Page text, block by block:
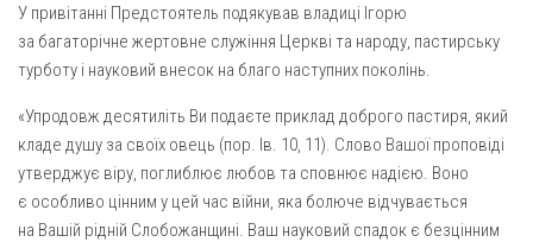
Успіння Пресвятої Богородиці (м. Лубни)
Парохії Сумської області
Матері Божої Неустанної Помочі (м. Охтирка)
Монастирі
Свято-Покровський монастир оо Василіян
У привітанні Предстоятель подякував владиці Ігорю
за багаторічне жертовне служіння Церкві та народу, пастирську
турботу і науковий внесок на благо наступних поколінь.
«Упродовж десятиліть Ви подаєте приклад доброго пастиря, який
кладе душу за своїх овець (пор. Ів. 10, 11). Слово Вашої проповіді
утверджує віру, поглиблює любов та сповнює надією. Воно
є особливо цінним у цей час війни, яка болюче відчувається
на Вашій рідній Слобожанщині. Ваш науковий спадок є безцінним